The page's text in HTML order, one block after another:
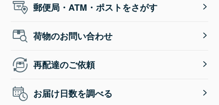
郵便局・ATM・ポストをさがす
荷物のお問い合わせ
再配達のご依頼
お届け日数を調べる